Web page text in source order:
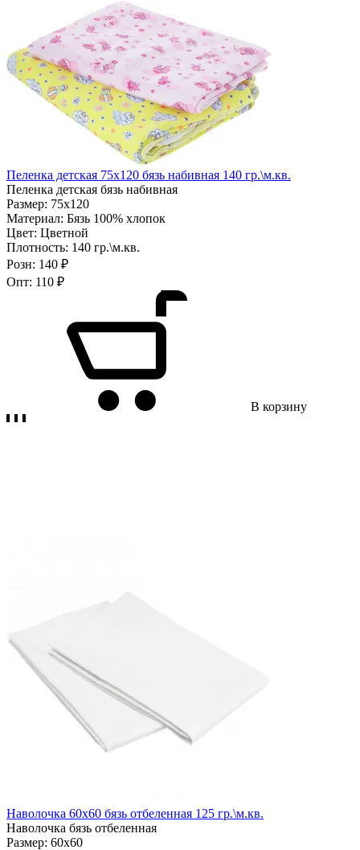
Пеленка детская 75х120 бязь набивная 140 гр.\м.кв.
Пеленка детская бязь набивная
Размер: 75х120
Материал: Бязь 100% хлопок
Цвет: Цветной
Плотность: 140 гр.\м.кв.
Розн: 140 ₽
Опт: 110 ₽
В корзину
Наволочка 60х60 бязь отбеленная 125 гр.\м.кв.
Наволочка бязь отбеленная
Размер: 60х60